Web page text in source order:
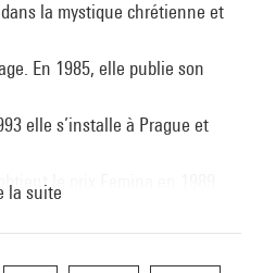
la mystique chrétienne et
En 1985, elle publie son
elle s’installe à Prague et
le prix Femina en 1989.
jour, de près d’une trentaine de
la suite